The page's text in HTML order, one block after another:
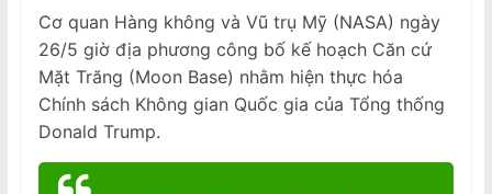
r
Cơ quan Hàng không và Vũ trụ Mỹ (NASA) ngày
26/5 giờ địa phương công bố kế hoạch Căn cứ
Mặt Trăng (Moon Base) nhằm hiện thực hóa
Chính sách Không gian Quốc gia của Tổng thống
Donald Trump.